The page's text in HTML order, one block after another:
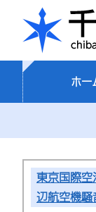
ホー
東京国際
辺航空機